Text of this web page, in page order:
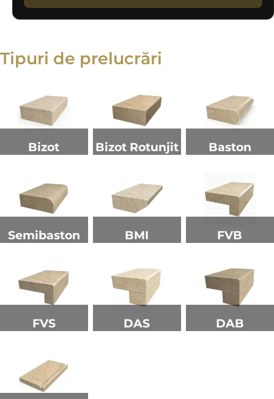
Tipuri de prelucrări
Bizot Bizot Rotunjit Baston
Semibaston BMI FVB
FVS DAS DAB